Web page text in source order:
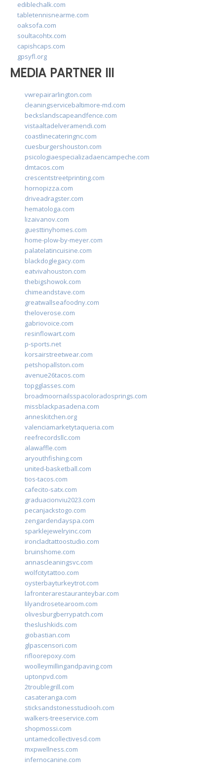
ediblechalk.com
tabletennisnearme.com
oaksofa.com
soultacohtx.com
capishcaps.com
gpsyfl.org
MEDIA PARTNER III
vwrepairarlington.com
cleaningservicebaltimore-md.com
beckslandscapeandfence.com
vistaaltadelveramendi.com
coastlinecateringnc.com
cuesburgershouston.com
psicologiaespecializadaencampeche.com
dmtacos.com
crescentstreetprinting.com
hornopizza.com
driveadragster.com
hematologa.com
lizaivanov.com
guesttinyhomes.com
home-plow-by-meyer.com
palatelatincuisine.com
blackdoglegacy.com
eatvivahouston.com
thebigshowok.com
chimeandstave.com
greatwallseafoodny.com
theloverose.com
gabriovoice.com
resinflowart.com
p-sports.net
korsairstreetwear.com
petshopallston.com
avenue26tacos.com
topgglasses.com
broadmoornailsspacoloradosprings.com
missblackpasadena.com
anneskitchen.org
valenciamarketytaqueria.com
reefrecordsllc.com
alawaffle.com
aryouthfishing.com
united-basketball.com
tios-tacos.com
cafecito-satx.com
graduacionviu2023.com
pecanjackstogo.com
zengardendayspa.com
sparklejewelryinc.com
ironcladtattoostudio.com
bruinshome.com
annascleaningsvc.com
wolfcitytattoo.com
oysterbayturkeytrot.com
lafronterarestauranteybar.com
lilyandrosetearoom.com
olivesburgberrypatch.com
theslushkids.com
giobastian.com
glpascensori.com
rifloorepoxy.com
woolleymillingandpaving.com
uptonpvd.com
2troublegrill.com
casateranga.com
sticksandstonesstudiooh.com
walkers-treeservice.com
shopmossi.com
untamedcollectivesd.com
mxpwellness.com
infernocanine.com